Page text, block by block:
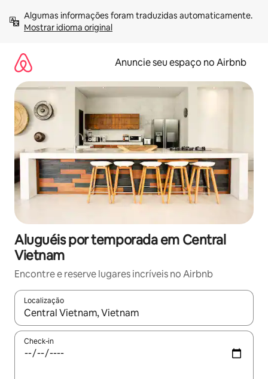
para
Mostrar idioma original
Anuncie seu espaço no Airbnb
Aluguéis por temporada em Central
Vietnam
Encontre e reserve lugares incríveis no Airbnb
Localização
Quando os resultados estiverem disponíveis, explore-os
Check-in